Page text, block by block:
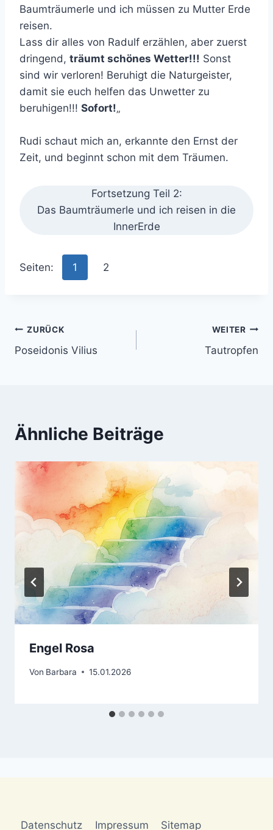
Baumträumerle und ich müssen zu Mutter Erde
reisen.
Lass dir alles von Radulf erzählen, aber zuerst
dringend, träumt schönes Wetter!!! Sonst
sind wir verloren! Beruhigt die Naturgeister,
damit sie euch helfen das Unwetter zu
beruhigen!!! Sofort!„
Rudi schaut mich an, erkannte den Ernst der
Zeit, und beginnt schon mit dem Träumen.
Fortsetzung Teil 2:
Das Baumträumerle und ich reisen in die
InnerErde
Seiten: 1 2
Beitragsnavigation
ZURÜCK
Poseidonis Vilius
WEITER
Tautropfen
Ähnliche Beiträge
Engel Rosa
Von Barbara 15.01.2026
Datenschutz Impressum Sitemap